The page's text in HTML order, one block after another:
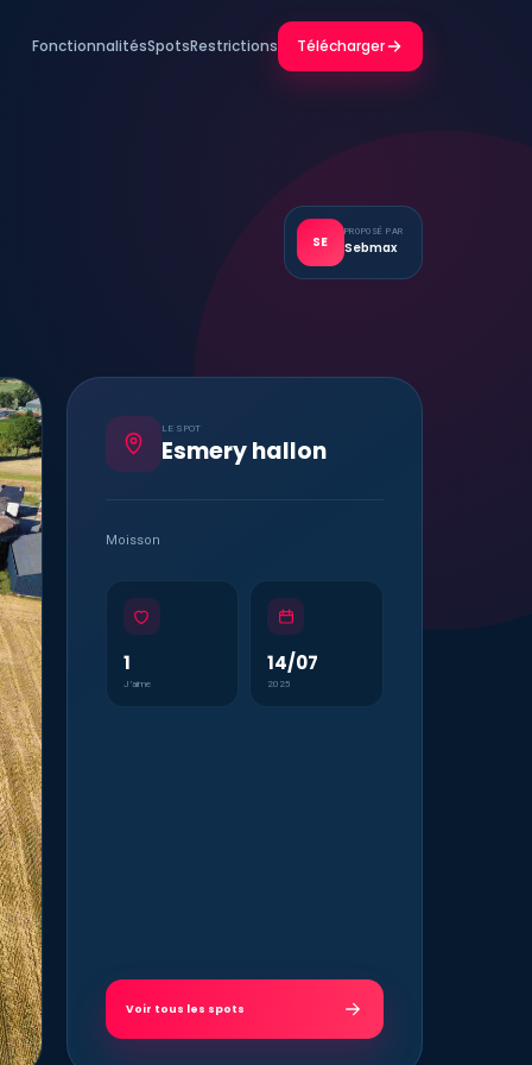
FonctionnalitésSpotsRestrictions Télécharger
SE
PROPOSÉ PAR
Sebmax
LE SPOT
Esmery hallon
Moisson
1
J’aime
14/07
2025
Voir tous les spots